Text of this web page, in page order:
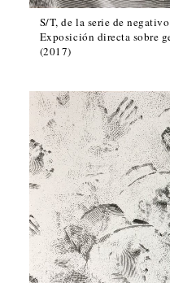
S/T, de la serie de
Exposición directa sobre
(2017)